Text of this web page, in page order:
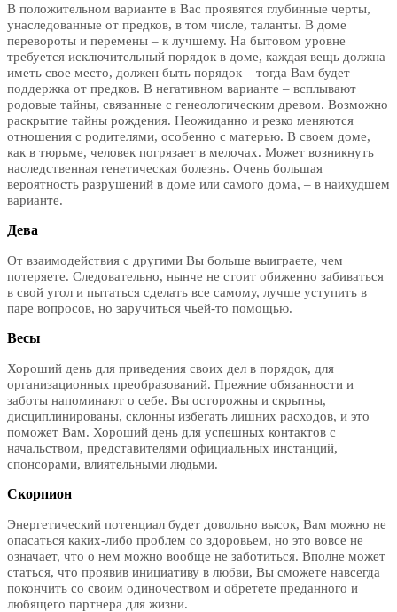
В положительном варианте в Вас проявятся глубинные черты,
унаследованные от предков, в том числе, таланты. В доме
перевороты и перемены – к лучшему. На бытовом уровне
требуется исключительный порядок в доме, каждая вещь должна
иметь свое место, должен быть порядок – тогда Вам будет
поддержка от предков. В негативном варианте – всплывают
родовые тайны, связанные с генеологическим древом. Возможно
раскрытие тайны рождения. Неожиданно и резко меняются
отношения с родителями, особенно с матерью. В своем доме,
как в тюрьме, человек погрязает в мелочах. Может возникнуть
наследственная генетическая болезнь. Очень большая
вероятность разрушений в доме или самого дома, – в наихудшем
варианте.
Дева
От взаимодействия с другими Вы больше выиграете, чем
потеряете. Следовательно, нынче не стоит обиженно забиваться
в свой угол и пытаться сделать все самому, лучше уступить в
паре вопросов, но заручиться чьей-то помощью.
Весы
Хороший день для приведения своих дел в порядок, для
организационных преобразований. Прежние обязанности и
заботы напоминают о себе. Вы осторожны и скрытны,
дисциплинированы, склонны избегать лишних расходов, и это
поможет Вам. Хороший день для успешных контактов с
начальством, представителями официальных инстанций,
спонсорами, влиятельными людьми.
Скорпион
Энергетический потенциал будет довольно высок, Вам можно не
опасаться каких-либо проблем со здоровьем, но это вовсе не
означает, что о нем можно вообще не заботиться. Вполне может
статься, что проявив инициативу в любви, Вы сможете навсегда
покончить со своим одиночеством и обретете преданного и
любящего партнера для жизни.